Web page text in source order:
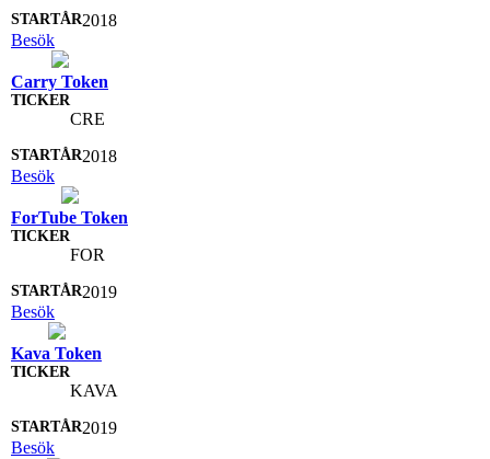
2018
Besök
Carry Token
CRE
2018
Besök
ForTube Token
FOR
2019
Besök
Kava Token
KAVA
2019
Besök